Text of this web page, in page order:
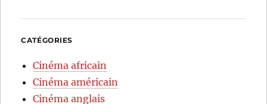
CATÉGORIES
Cinéma africain
Cinéma américain
Cinéma anglais